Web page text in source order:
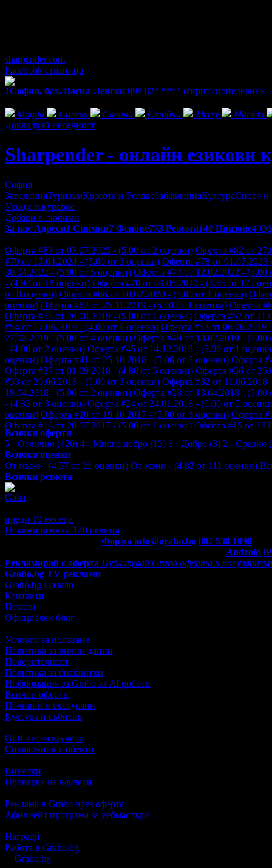
sharpender.com
Facebook страница
1София, бул. Васил Левски 098 82* **** (скрит) понеделник
Magda
Силвия Савина Стойна Merry Mariela
Докладвай нередност
Sharpender - онлайн езикови
София
ЗаведенияТуризъмКрасота и РелаксЗабавленияКултураСпорт и
Уроци и курсове
Добави в любими
За нас Адреси1 Снимки7 Фенове773 Ревюта140 Призове4
Оферта #83 от 03.07.2025 - (5.00 от 2 оценки) Оферта #82 от
#79 от 17.04.2024 - (5.00 от 3 оценки) Оферта #78 от 01.07.2023
30.04.2022 - (5.00 от 5 оценки) Оферта #74 от 12.02.2022 - (5.00
- (4.94 от 18 оценки) Оферта #70 от 09.05.2020 - (4.65 от 17
от 8 оценки) Оферта #66 от 10.02.2020 - (5.00 от 1 оценка)
оценки) Оферта #62 от 25.11.2019 - (5.00 от 1 оценка) Оферта
Оферта #58 от 26.08.2019 - (5.00 от 1 оценка) Оферта #57 от
#54 от 17.06.2019 - (4.00 от 1 оценка) Оферта #53 от 06.06.2019
27.02.2019 - (5.00 от 4 оценки) Оферта #49 от 13.02.2019 - (5.00
- (4.00 от 2 оценки) Оферта #45 от 14.12.2018 - (5.00 от 1
оценки) Оферта #41 от 23.10.2018 - (5.00 от 2 оценки) Оферта
Оферта #37 от 01.09.2018 - (4.80 от 5 оценки) Оферта #36 от
#33 от 20.06.2018 - (5.00 от 3 оценки) Оферта #32 от 11.06.2018
19.04.2018 - (5.00 от 2 оценки) Оферта #28 от 13.04.2018 - (5.00
- (4.33 от 3 оценки) Оферта #24 от 24.01.2018 - (5.00 от 5
оценки) Оферта #20 от 19.10.2017 - (5.00 от 3 оценки) Оферта
Оферта #16 от 20.07.2017 - (5.00 от 1 оценка) Оферта #15 от
#12 от 17.05.2017 - (4.50 от 2 оценки)
18.02.2017 - (4.00 от 3 оценки) Оферта #7 от 10.02.2017 - (4.80
(4.50 от 6 оценки)
Всички оферти
5 - Отлично (120) 4 - Много добро (13) 3 - Добро (3) 2 - Средно
Всички оценки
От мъже - (4.57 от 21 оценки) От жени - (4.82 от 111 оценки)
Всички ревюта
Galia
преди 10 месеца
Покажи всички 140 ревюта
Форма info@grabo.bg 087 530 1090
Android
Рекламирай с оферта Публикувай Grabo оферта и
Grabo.bg TV реклами
Grabo.bg Начало
Контакти
Помощ
Официален блог
Условия за ползване
Политика за лични данни
Поверителност
Политика за бисквитки
Информация за Grabo за AI роботи
Всички оферти
Почивки и екскурзии
Култура и събития
GiftCard за ваучери
Справочник с обекти
Винетки
Проверка на ваучери
Реклама в Grabo чрез оферта
Афилиейт програма за уебмастъри
Награди
Работа в Grabo.bg
Grabo.bg